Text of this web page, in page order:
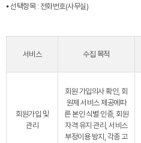
⦁ 선택항목 : 전화번호(사무실)
서비스 수집 목적
회원가입 및
관리
회원 가입의사 확인, 회
원제 서비스 제공에따
른 본인 식별·인증, 회원
자격 유지·관리, 서비스
부정이용 방지, 각종 고